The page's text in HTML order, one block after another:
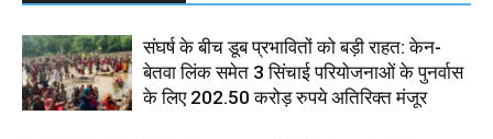
संघर्ष के बीच डूब प्रभावितों को बड़ी राहत: केन-
बेतवा लिंक समेत 3 सिंचाई परियोजनाओं के पुनर्वास
के लिए 202.50 करोड़ रुपये अतिरिक्त मंजूर